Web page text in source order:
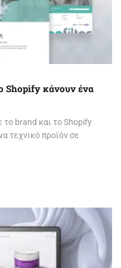
Shopify κάνουν ένα
brand και το Shopify
τεχνικό προϊόν σε